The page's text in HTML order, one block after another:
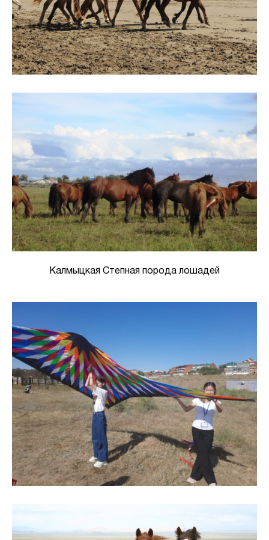
Калмыцкая Степная порода лошадей